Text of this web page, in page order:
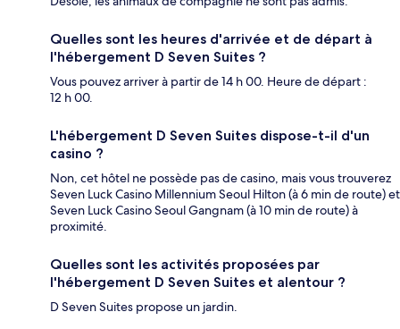
Quelles sont les heures d'arrivée et de départ à
l'hébergement D Seven Suites ?
Vous pouvez arriver à partir de 14 h 00. Heure de départ :
12 h 00.
L'hébergement D Seven Suites dispose-t-il d'un
casino ?
Non, cet hôtel ne possède pas de casino, mais vous trouverez
Seven Luck Casino Millennium Seoul Hilton (à 6 min de route) et
Seven Luck Casino Seoul Gangnam (à 10 min de route) à
proximité.
Quelles sont les activités proposées par
l'hébergement D Seven Suites et alentour ?
D Seven Suites propose un jardin.